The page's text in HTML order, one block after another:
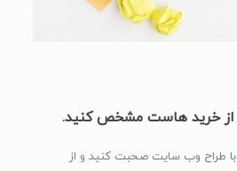
با طراح وب سایت صحبت کنید و از